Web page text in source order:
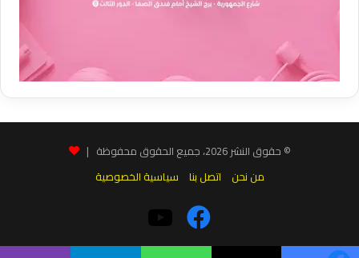
© حقوق النشر 2026، جميع الحقوق محفوظة |
من نحن
اتصل بنا سياسية الخصوصية
فيسبوك